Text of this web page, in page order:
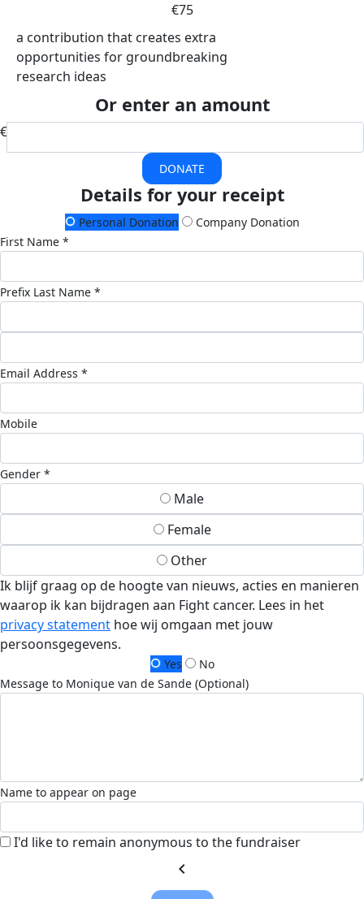
€75
a contribution that creates extra
opportunities for groundbreaking
research ideas
Or enter an amount
€
DONATE
Details for your receipt
Personal Donation
Company Donation
First Name *
Prefix Last Name *
Email Address *
Mobile
Gender *
Male
Female
Other
Ik blijf graag op de hoogte van nieuws, acties en manieren
waarop ik kan bijdragen aan Fight cancer. Lees in het
privacy statement hoe wij omgaan met jouw
persoonsgegevens.
Yes
No
Message to Monique van de Sande (Optional)
Name to appear on page
I'd like to remain anonymous to the fundraiser
chevron_left